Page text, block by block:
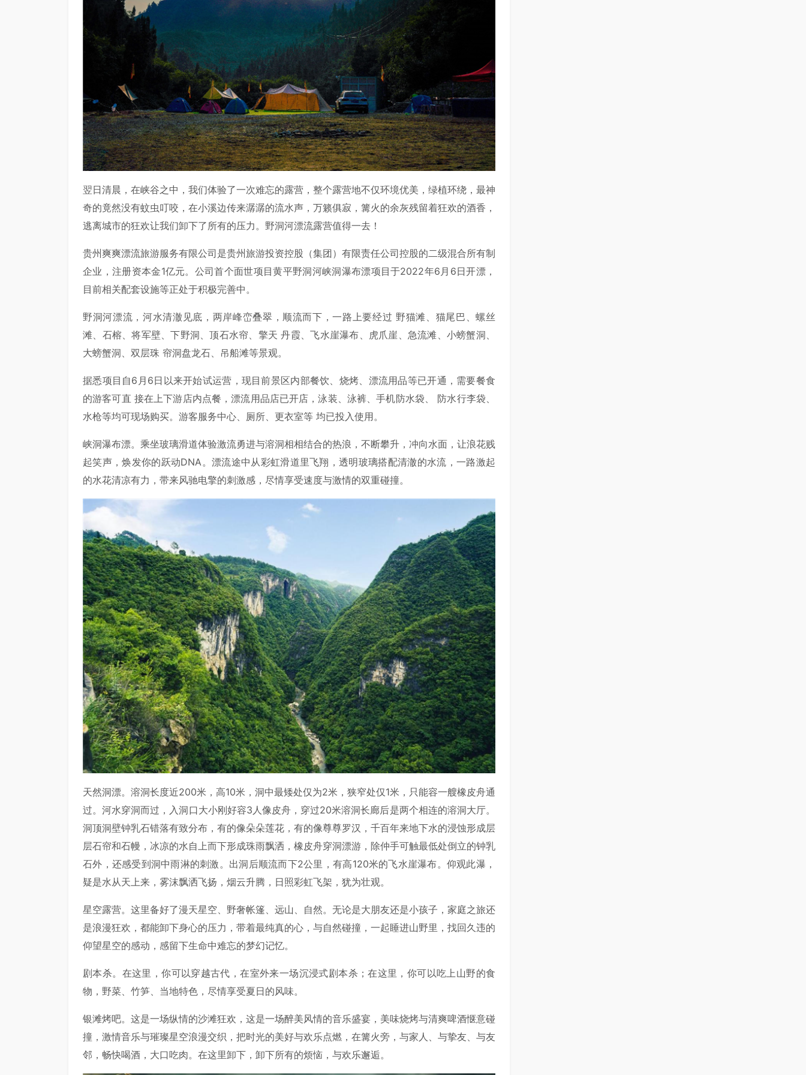
翌日清晨，在峡谷之中，我们体验了一次难忘的露营，整个露营地不仅环境优美，绿植环绕，最神
奇的竟然没有蚊虫叮咬，在小溪边传来潺潺的流水声，万籁俱寂，篝火的余灰残留着狂欢的酒香，
逃离城市的狂欢让我们卸下了所有的压力。野洞河漂流露营值得一去！
贵州爽爽漂流旅游服务有限公司是贵州旅游投资控股（集团）有限责任公司控股的二级混合所有制
企业，注册资本金1亿元。公司首个面世项目黄平野洞河峡洞瀑布漂项目于2022年6月6日开漂，
目前相关配套设施等正处于积极完善中。
野洞河漂流，河水清澈见底，两岸峰峦叠翠，顺流而下，一路上要经过 野猫滩、猫尾巴、螺丝
滩、石榕、将军壁、下野洞、顶石水帘、擎天 丹霞、飞水崖瀑布、虎爪崖、急流滩、小螃蟹洞、
大螃蟹洞、双层珠 帘洞盘龙石、吊船滩等景观。
据悉项目自6月6日以来开始试运营，现目前景区内部餐饮、烧烤、漂流用品等已开通，需要餐食
的游客可直 接在上下游店内点餐，漂流用品店已开店，泳装、泳裤、手机防水袋、 防水行李袋、
水枪等均可现场购买。游客服务中心、厕所、更衣室等 均已投入使用。
峡洞瀑布漂。乘坐玻璃滑道体验激流勇进与溶洞相相结合的热浪，不断攀升，冲向水面，让浪花贱
起笑声，焕发你的跃动DNA。漂流途中从彩虹滑道里飞翔，透明玻璃搭配清澈的水流，一路激起
的水花清凉有力，带来风驰电擎的刺激感，尽情享受速度与激情的双重碰撞。
天然洞漂。溶洞长度近200米，高10米，洞中最矮处仅为2米，狭窄处仅1米，只能容一艘橡皮舟通
过。河水穿洞而过，入洞口大小刚好容3人像皮舟，穿过20米溶洞长廊后是两个相连的溶洞大厅。
洞顶洞壁钟乳石错落有致分布，有的像朵朵莲花，有的像尊尊罗汉，千百年来地下水的浸蚀形成层
层石帘和石幔，冰凉的水自上而下形成珠雨飘洒，橡皮舟穿洞漂游，除仲手可触最低处倒立的钟乳
石外，还感受到洞中雨淋的刺激。出洞后顺流而下2公里，有高120米的飞水崖瀑布。仰观此瀑，
疑是水从天上来，雾沫飘洒飞扬，烟云升腾，日照彩虹飞架，犹为壮观。
星空露营。这里备好了漫天星空、野奢帐篷、远山、自然。无论是大朋友还是小孩子，家庭之旅还
是浪漫狂欢，都能卸下身心的压力，带着最纯真的心，与自然碰撞，一起睡进山野里，找回久违的
仰望星空的感动，感留下生命中难忘的梦幻记忆。
剧本杀。在这里，你可以穿越古代，在室外来一场沉浸式剧本杀；在这里，你可以吃上山野的食
物，野菜、竹笋、当地特色，尽情享受夏日的风味。
银滩烤吧。这是一场纵情的沙滩狂欢，这是一场醉美风情的音乐盛宴，美味烧烤与清爽啤酒惬意碰
撞，激情音乐与璀璨星空浪漫交织，把时光的美好与欢乐点燃，在篝火旁，与家人、与挚友、与友
邻，畅快喝酒，大口吃肉。在这里卸下，卸下所有的烦恼，与欢乐邂逅。